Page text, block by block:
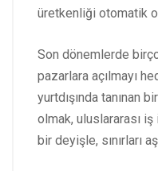
üretkenliği otomatik
Son dönemlerde
pazarlara açılmayı
yurtdışında tanınan
olmak, uluslararası iş
bir deyişle, sınırları